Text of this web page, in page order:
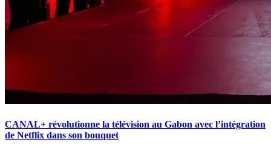
CANAL+ révolutionne la télévision au Gabon avec l’intégration
de Netflix dans son bouquet